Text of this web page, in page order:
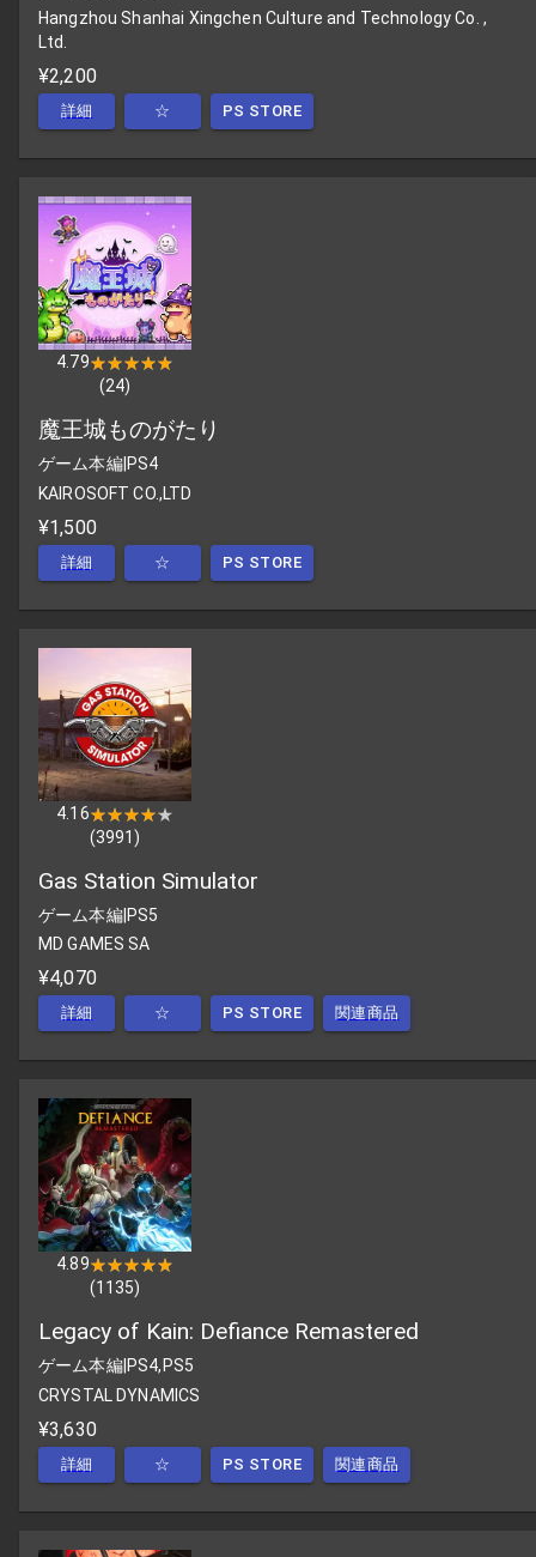
Hangzhou Shanhai Xingchen Culture and Technology Co. ,
Ltd.
¥2,200
詳細 ☆ PS STORE
4.79★★★★★
★★★★★
(24)
魔王城ものがたり
ゲーム本編| PS4
KAIROSOFT CO.,LTD
¥1,500
詳細 ☆ PS STORE
4.16★★★★★
★★★★★
(3991 )
Gas Station Simulator
ゲーム本編|PS5
MD GAMES SA
¥4,070
詳細 ☆ PS STORE 関連商品
4.89★★★★★
★★★★★
(1135)
Legacy of Kain: Defiance Remastered
ゲーム本編| PS4,PS5
CRYSTAL DYNAMICS
¥3,630
詳細 ☆ PS STORE 関連商品